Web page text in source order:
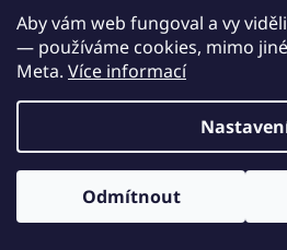
Aby vám web fungoval a vy
— používáme cookies, mimo
Meta. Více informací
Odmítnout
Iva Procházková 1
Ivan Renč 1
Odběr